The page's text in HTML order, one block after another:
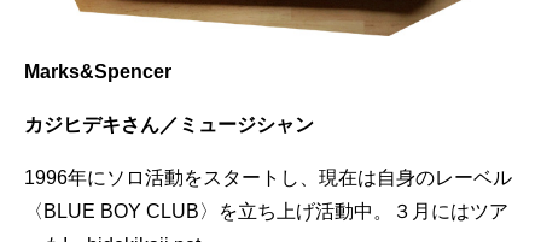
Marks&Spencer
カジヒデキさん／ミュージシャン
1996年にソロ活動をスタートし、現在は自身のレーベル
〈BLUE BOY CLUB〉を立ち上げ活動中。３月にはツア